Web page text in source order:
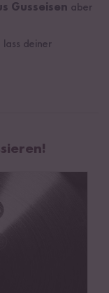
Gusseisen aber
deiner